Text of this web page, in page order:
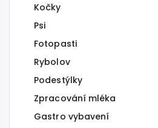
Kočky
Psi
Fotopasti
Rybolov
Podestýlky
Zpracování mléka
Gastro vybavení